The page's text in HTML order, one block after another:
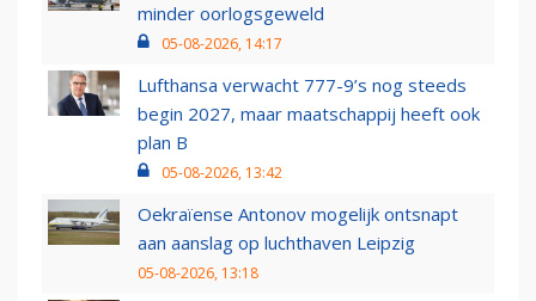
minder oorlogsgeweld
05-08-2026, 14:17
Lufthansa verwacht 777-9’s nog steeds
begin 2027, maar maatschappij heeft ook
plan B
05-08-2026, 13:42
Oekraïense Antonov mogelijk ontsnapt
aan aanslag op luchthaven Leipzig
05-08-2026, 13:18